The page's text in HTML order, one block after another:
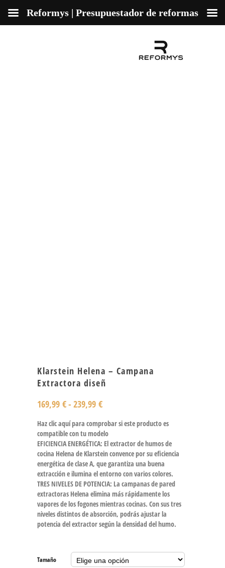
Klarstein Helena – Campana
Extractora diseñ
169,99 €- 239,99 €
Haz clic aquí para comprobar si este producto es
compatible con tu modelo
EFICIENCIA ENERGÉTICA: El extractor de humos de
cocina Helena de Klarstein convence por su eficiencia
energética de clase A, que garantiza una buena
extracción e ilumina el entorno con varios colores.
TRES NIVELES DE POTENCIA: La campanas de pared
extractoras Helena elimina más rápidamente los
vapores de los fogones mientras cocinas. Con sus tres
niveles distintos de absorción, podrás ajustar la
potencia del extractor según la densidad del humo.
Tamaño
Reformys | Presupuestador de reformas